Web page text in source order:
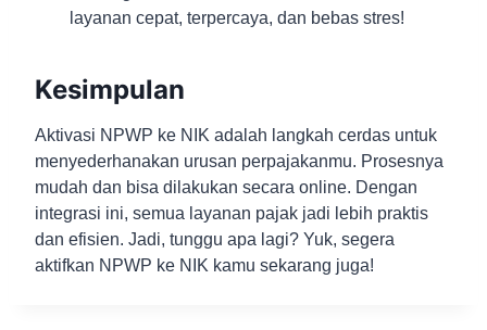
layanan cepat, terpercaya, dan bebas stres!
Kesimpulan
Aktivasi NPWP ke NIK adalah langkah cerdas untuk
menyederhanakan urusan perpajakanmu. Prosesnya
mudah dan bisa dilakukan secara online. Dengan
integrasi ini, semua layanan pajak jadi lebih praktis
dan efisien. Jadi, tunggu apa lagi? Yuk, segera
aktifkan NPWP ke NIK kamu sekarang juga!